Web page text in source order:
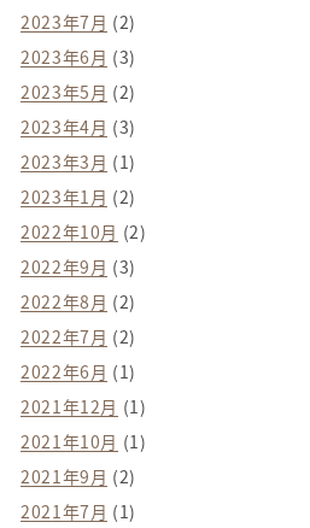
2023年7月 (2)
2023年6月 (3)
2023年5月 (2)
2023年4月 (3)
2023年3月 (1)
2023年1月 (2)
2022年10月 (2)
2022年9月 (3)
2022年8月 (2)
2022年7月 (2)
2022年6月 (1)
2021年12月 (1)
2021年10月 (1)
2021年9月 (2)
2021年7月 (1)